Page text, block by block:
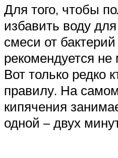
Для того, чтобы
избавить воду
смеси от
рекомендуется
Вот только редко
правилу. На
кипячения
одной – двух